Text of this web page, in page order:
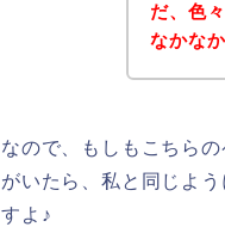
だ、色
なかな
なので、もしもこちら
がいたら、私と同じよ
すよ♪